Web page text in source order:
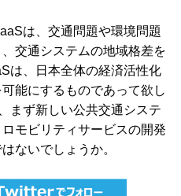
は、交通問題や環境問題
交通システムの地域格差を
は、日本全体の経済活性化
能にするものであって欲し
まず新しい公共交通システ
モビリティサービスの開発
ないでしょうか。